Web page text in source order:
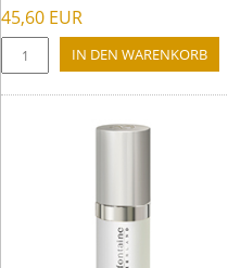
45,60 EUR